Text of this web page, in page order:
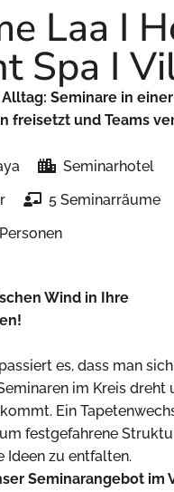
Laa I
Spa I
Alltag: Seminare in
freisetzt und Teams
Seminarhotel
5 Seminarräume
Wind in Ihre
es, dass man
im Kreis dreht
Ein
festgefahrene
Ideen zu entfalten.
Seminarangebot im